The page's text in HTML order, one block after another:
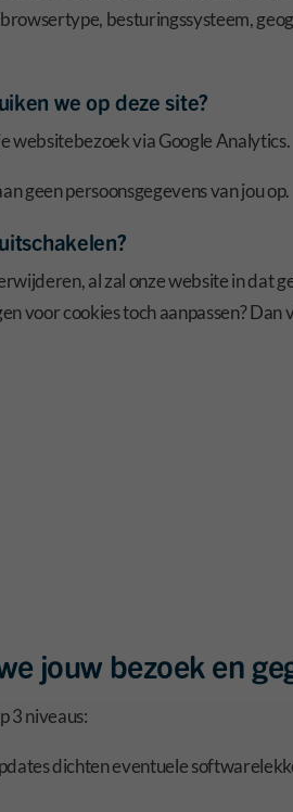
besturingssysteem,
we op deze site?
je websitebezoek via Google Analytics.
geen persoonsgegevens van jou op.
al zal onze website in dat
voor cookies toch aanpassen?
jouw bezoek en
3 niveaus:
dichten eventuele